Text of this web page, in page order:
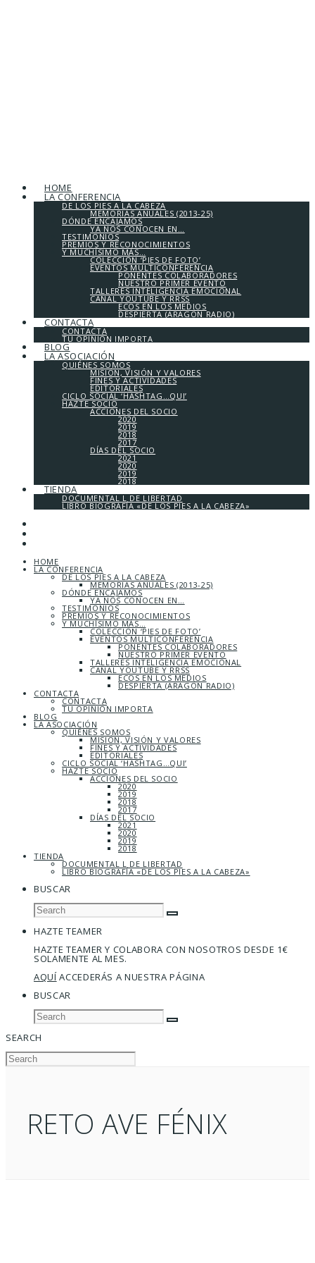
HOME
LA CONFERENCIA
DE LOS PIES A LA CABEZA
MEMORIAS ANUALES (2013-25)
DÓNDE ENCAJAMOS
YA NOS CONOCEN EN…
TESTIMONIOS
PREMIOS Y RECONOCIMIENTOS
Y MUCHÍSIMO MÁS…
COLECCIÓN ‘PIES DE FOTO’
EVENTOS MULTICONFERENCIA
PONENTES COLABORADORES
NUESTRO PRIMER EVENTO
TALLERES INTELIGENCIA EMOCIONAL
CANAL YOUTUBE Y RRSS
ECOS EN LOS MEDIOS
DESPIERTA (ARAGÓN RADIO)
CONTACTA
CONTACTA
TU OPINIÓN IMPORTA
BLOG
LA ASOCIACIÓN
QUIÉNES SOMOS
MISIÓN, VISIÓN Y VALORES
FINES Y ACTIVIDADES
EDITORIALES
CICLO SOCIAL ‘HASHTAG…QUI’
HAZTE SOCIO
ACCIONES DEL SOCIO
2020
2019
2018
2017
DÍAS DEL SOCIO
2021
2020
2019
2018
TIENDA
DOCUMENTAL L DE LIBERTAD
LIBRO BIOGRAFÍA «DE LOS PIES A LA CABEZA»
HOME
LA CONFERENCIA
DE LOS PIES A LA CABEZA
MEMORIAS ANUALES (2013-25)
DÓNDE ENCAJAMOS
YA NOS CONOCEN EN…
TESTIMONIOS
PREMIOS Y RECONOCIMIENTOS
Y MUCHÍSIMO MÁS…
COLECCIÓN ‘PIES DE FOTO’
EVENTOS MULTICONFERENCIA
PONENTES COLABORADORES
NUESTRO PRIMER EVENTO
TALLERES INTELIGENCIA EMOCIONAL
CANAL YOUTUBE Y RRSS
ECOS EN LOS MEDIOS
DESPIERTA (ARAGÓN RADIO)
CONTACTA
CONTACTA
TU OPINIÓN IMPORTA
BLOG
LA ASOCIACIÓN
QUIÉNES SOMOS
MISIÓN, VISIÓN Y VALORES
FINES Y ACTIVIDADES
EDITORIALES
CICLO SOCIAL ‘HASHTAG…QUI’
HAZTE SOCIO
ACCIONES DEL SOCIO
2020
2019
2018
2017
DÍAS DEL SOCIO
2021
2020
2019
2018
TIENDA
DOCUMENTAL L DE LIBERTAD
LIBRO BIOGRAFÍA «DE LOS PIES A LA CABEZA»
BUSCAR
HAZTE TEAMER
HAZTE TEAMER Y COLABORA CON NOSOTROS DESDE 1€
SOLAMENTE AL MES.
AQUÍACCEDERÁS A NUESTRA PÁGINA
BUSCAR
SEARCH
RETO AVE FÉNIX